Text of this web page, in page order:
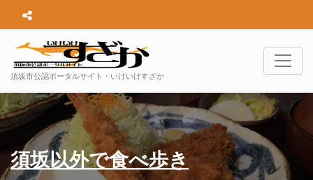
須坂市公認ポータルサイト・いけいけすざか
須坂以外で食べ歩き